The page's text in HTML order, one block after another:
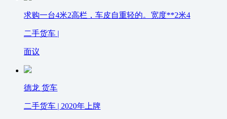
求购一台4米2高栏，车皮自重轻的。宽度**2米4
二手货车 |
面议
德龙 货车
二手货车 | 2020年上牌